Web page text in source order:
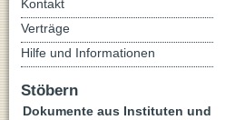
Kontakt
Verträge
Hilfe und Informationen
Stöbern
Dokumente aus Instituten und